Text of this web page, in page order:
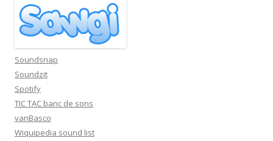
Soundsnap
Soundzit
Spotify
TIC TAC banc de sons
vanBasco
Wiquipedia sound list